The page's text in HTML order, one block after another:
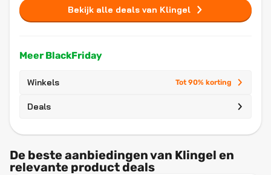
Bekijk alle deals van Klingel
Meer BlackFriday
Winkels Tot 90% korting
Deals
De beste aanbiedingen van Klingel en
relevante product deals